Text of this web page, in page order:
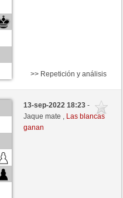
>> Repetición y análisis
13-sep-2022 18:23-
Jaque mate , Las blancas
ganan